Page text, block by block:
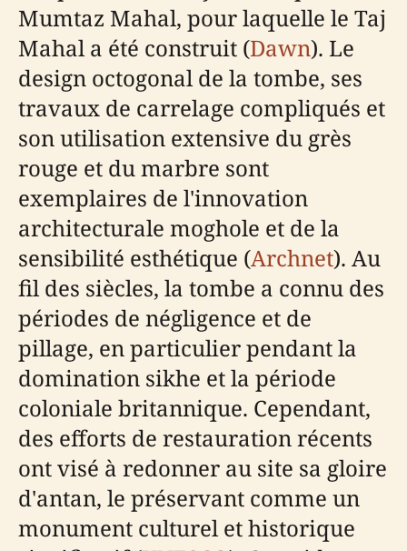
Mumtaz Mahal, pour laquelle le Taj
Mahal a été construit (Dawn). Le
design octogonal de la tombe, ses
travaux de carrelage compliqués et
son utilisation extensive du grès
rouge et du marbre sont
exemplaires de l'innovation
architecturale moghole et de la
sensibilité esthétique (Archnet). Au
fil des siècles, la tombe a connu des
périodes de négligence et de
pillage, en particulier pendant la
domination sikhe et la période
coloniale britannique. Cependant,
des efforts de restauration récents
ont visé à redonner au site sa gloire
d'antan, le préservant comme un
monument culturel et historique